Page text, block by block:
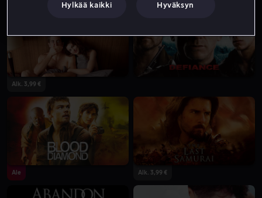
Alk. 3,99 €
Ale Alk. 3,99 €
Hylkää kaikki Hyväksyn